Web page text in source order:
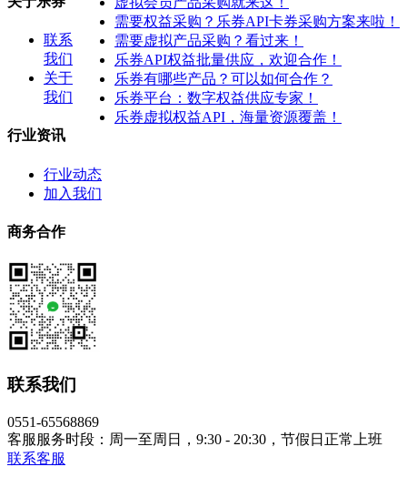
需要权益采购？乐券API卡券采购方案来啦！
需要虚拟产品采购？看过来！
乐券API权益批量供应，欢迎合作！
乐券有哪些产品？可以如何合作？
乐券平台：数字权益供应专家！
乐券虚拟权益API，海量资源覆盖！
联系
我们
关于
我们
行业资讯
行业动态
加入我们
商务合作
联系我们
0551-65568869
客服服务时段：周一至周日，9:30 - 20:30，节假日正常上班
联系客服